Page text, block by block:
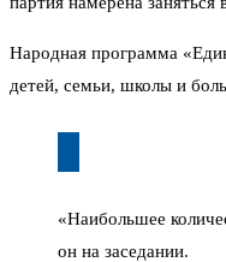
Народная программа
детей, семьи, школы и
«Наибольшее
он на заседании.